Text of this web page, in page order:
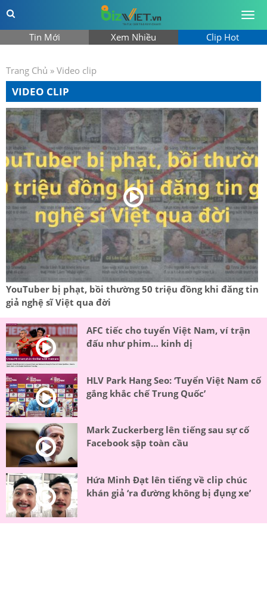
Tin Mới Xem Nhiều Clip Hot
Trang Chủ » Video clip
VIDEO CLIP
YouTuber bị phạt, bồi thường 50 triệu đồng khi đăng tin
giả nghệ sĩ Việt qua đời
AFC tiếc cho tuyển Việt Nam, ví trận
đấu như phim… kinh dị
HLV Park Hang Seo: ‘Tuyển Việt Nam cố
gắng khắc chế Trung Quốc’
Mark Zuckerberg lên tiếng sau sự cố
Facebook sập toàn cầu
Hứa Minh Đạt lên tiếng về clip chúc
khán giả ‘ra đường không bị đụng xe’